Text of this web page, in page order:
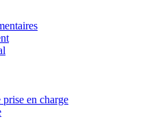
prise en charge